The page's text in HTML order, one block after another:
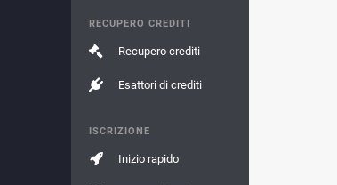
RECUPERO CREDITI
Recupero crediti
Esattori di crediti
ISCRIZIONE
Inizio rapido